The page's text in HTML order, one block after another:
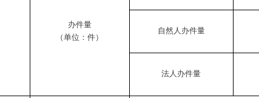
办件量
（单位：件）
自然人办件量
法人办件量